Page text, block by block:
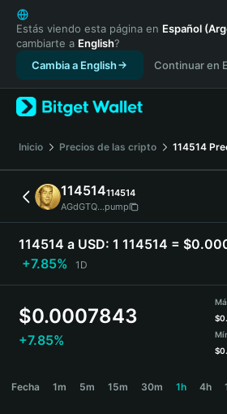
English
日本語
Tiếng Việt
Русский
Español (Latinoamérica)
Türkçe
Français
Deutsch
简体中文
繁體中文
Português (Portugal)
Bahasa Indonesia
ภาษาไทย
हिन्दी
Español
Português (Brasil)
Estás viendo esta página en Español
cambiarte a English?
Cambia a English
Continuar en
Inicio Precios de las cripto 114514
114514114514
AGdGTQ...pump
114514 a USD: 1 114514 =
+7.85%
1D
$0.0007843
+7.85%
$
$
Fecha 1m 5m 15m 30m 1h 4h